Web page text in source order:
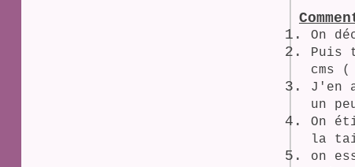
On
Puis
cms
J'en
un
On
la
on